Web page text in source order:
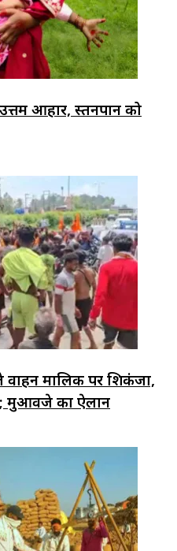
आहार, स्तनपान को
वाहन मालिक पर शिकंजा,
मुआवजे का ऐलान